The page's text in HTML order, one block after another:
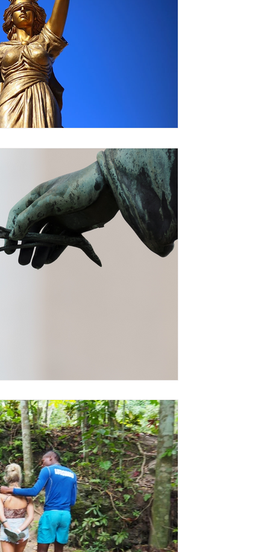
מֵמֵּנטּוֹ מוֹרִי / אסף בר
"פחד-מוות" הוא הביטוי המשקף את
האימה שמרגישים כשאנחנו או אדם
שאין עוד כמותו....
philosophy
מסע פילוסופי
לפני מספר חודשים חזרתי מחופשה
כאחת האדם, אך גם, באופן בלתי
כמו תמיד לא...
Travel